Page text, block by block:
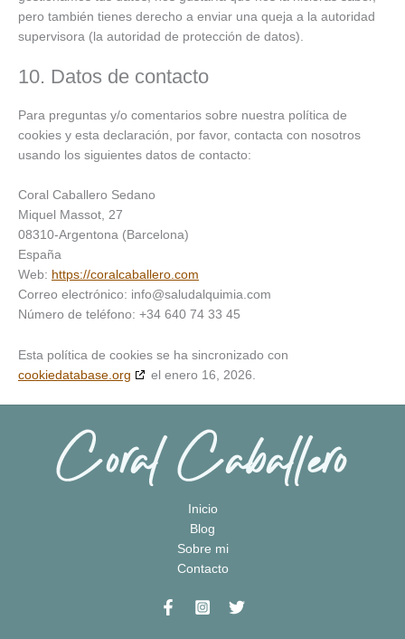
pero también tienes derecho a enviar una queja a la autoridad
supervisora (la autoridad de protección de datos).
10. Datos de contacto
Para preguntas y/o comentarios sobre nuestra política de
cookies y esta declaración, por favor, contacta con nosotros
usando los siguientes datos de contacto:
Coral Caballero Sedano
Miquel Massot, 27
08310-Argentona (Barcelona)
España
Web: https://coralcaballero.com
Correo electrónico: info@saludalquimia.com
Número de teléfono: +34 640 74 33 45
Esta política de cookies se ha sincronizado con
cookiedatabase.org
el enero 16, 2026.
Inicio
Blog
Sobre mi
Contacto